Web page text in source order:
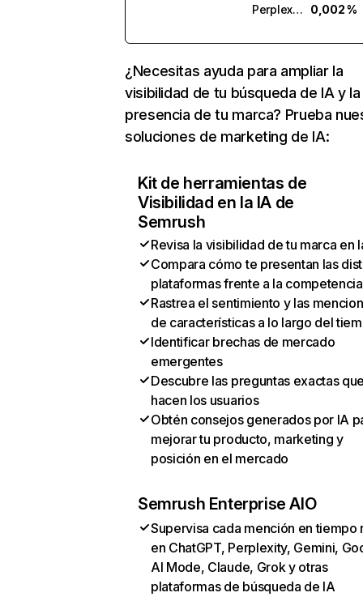
Perplexity
0,002 %
¿Necesitas ayuda para ampliar la
visibilidad de tu búsqueda de IA y la
presencia de tu marca? Prueba
soluciones de marketing de IA:
Kit de herramientas de
Visibilidad en la IA de
Semrush
Revisa la visibilidad de tu marca en
Compara cómo te presentan las
plataformas frente a la competencia
Rastrea el sentimiento y las
de características a lo largo del
Identificar brechas de mercado
emergentes
Descubre las preguntas exactas
hacen los usuarios
Obtén consejos generados por IA
mejorar tu producto, marketing y
posición en el mercado
Semrush Enterprise AIO
Supervisa cada mención en tiempo
en ChatGPT, Perplexity, Gemini,
AI Mode, Claude, Grok y otras
plataformas de búsqueda de IA